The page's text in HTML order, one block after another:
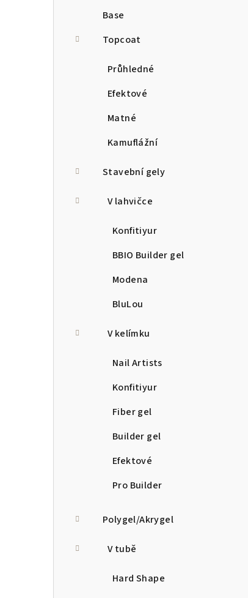
Base
Topcoat
Průhledné
Efektové
Matné
Kamuflážní
Stavební gely
V lahvičce
Konfitiyur
BBIO Builder gel
Modena
BluLou
V kelímku
Nail Artists
Konfitiyur
Fiber gel
Builder gel
Efektové
Pro Builder
Polygel/Akrygel
V tubě
Hard Shape